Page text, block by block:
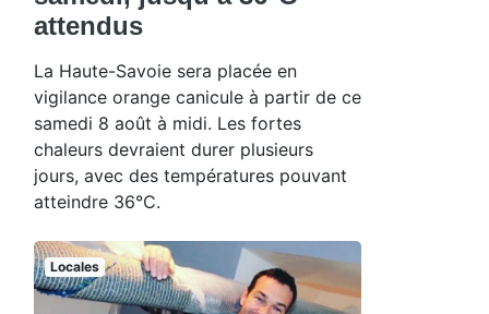
attendus
La Haute-Savoie sera placée en
vigilance orange canicule à partir de ce
samedi 8 août à midi. Les fortes
chaleurs devraient durer plusieurs
jours, avec des températures pouvant
atteindre 36°C.
Locales